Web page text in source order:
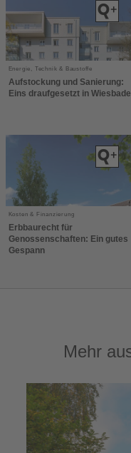
Energie, Technik & Baustoffe
Aufstockung und Sanierung:
Eins draufgesetzt in
Kosten & Finanzierung
Erbbaurecht für
Genossenschaften: Ein gutes
Gespann
Mehr